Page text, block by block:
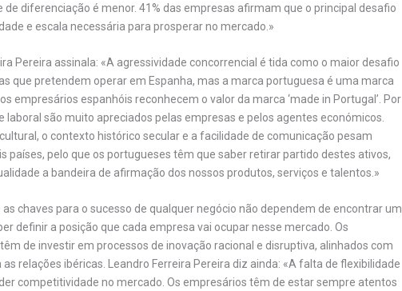
diferenciação é menor. 41% das empresas afirmam que o principal desafio
e escala necessária para prosperar no mercado.»
Pereira assinala: «A agressividade concorrencial é tida como o maior desafio
que pretendem operar em Espanha, mas a marca portuguesa é uma marca
empresários espanhóis reconhecem o valor da marca ‘made in Portugal’. Por
laboral são muito apreciados pelas empresas e pelos agentes económicos.
o contexto histórico secular e a facilidade de comunicação pesam
países, pelo que os portugueses têm que saber retirar partido destes ativos,
a bandeira de afirmação dos nossos produtos, serviços e talentos.»
chaves para o sucesso de qualquer negócio não dependem de encontrar um
definir a posição que cada empresa vai ocupar nesse mercado. Os
de investir em processos de inovação racional e disruptiva, alinhados com
relações ibéricas. Leandro Ferreira Pereira diz ainda: «A falta de flexibilidade
competitividade no mercado. Os empresários têm de estar sempre atentos